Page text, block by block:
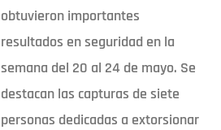
obtuvieron importantes
resultados en seguridad en la
semana del 20 al 24 de mayo. Se
destacan las capturas de siete
personas dedicadas a extorsionar